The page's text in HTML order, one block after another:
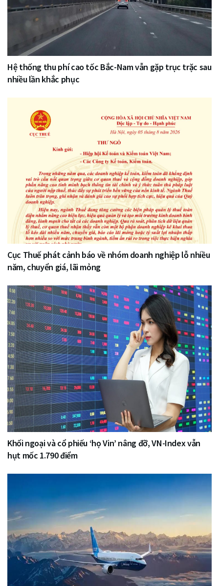
Hệ thống thu phí cao tốc Bắc-Nam vẫn gặp trục trặc sau
nhiều lần khắc phục
Cục Thuế phát cảnh báo về nhóm doanh nghiệp lỗ nhiều
năm, chuyển giá, lãi mỏng
Khối ngoại và cổ phiếu ‘họ Vin’ nâng đỡ, VN-Index vẫn
hụt mốc 1.790 điểm